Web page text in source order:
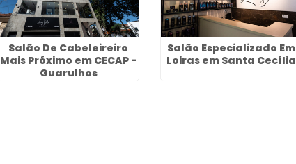
Salão De Cabeleireiro
Mais Próximo em CECAP -
Guarulhos
Salão Especializado Em
Loiras em Santa Cecília